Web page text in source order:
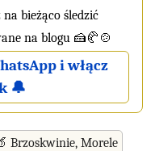
bieżąco śledzić
na blogu 🍰🥐🍲
i włącz
🔔
Brzoskwinie, Morele